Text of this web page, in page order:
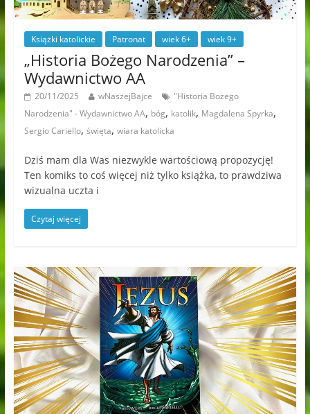
Książki katolickie Patronat wiek 6+ wiek 9+
„Historia Bożego Narodzenia” –
Wydawnictwo AA
20/11/2025 wNaszejBajce
"Historia Bożego
Narodzenia" - Wydawnictwo AA, bóg, katolik, Magdalena Spyrka,
Sergio Cariello, święta, wiara katolicka
Dziś mam dla Was niezwykle wartościową propozycję!
Ten komiks to coś więcej niż tylko książka, to prawdziwa
wizualna uczta i
Czytaj więcej